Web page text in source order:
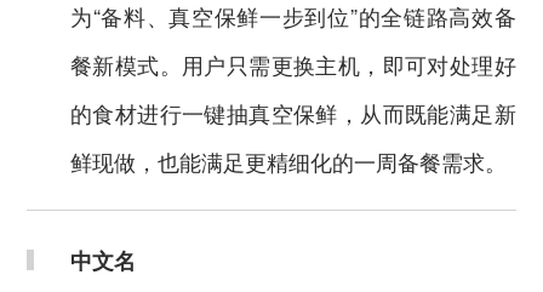
为“备料、真空保鲜一步到位”的全链路高效备
餐新模式。用户只需更换主机，即可对处理好
的食材进行一键抽真空保鲜，从而既能满足新
鲜现做，也能满足更精细化的一周备餐需求。
中文名